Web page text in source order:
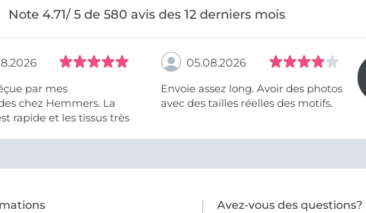
Note 4.71/ 5 de 580 avis des 12 derniers mois
par mes
chez Hemmers. La
rapide et les tissus très
05.08.2026
Envoie assez long. Avoir des photos
avec des tailles réelles des motifs.
Avez-vous des questions?